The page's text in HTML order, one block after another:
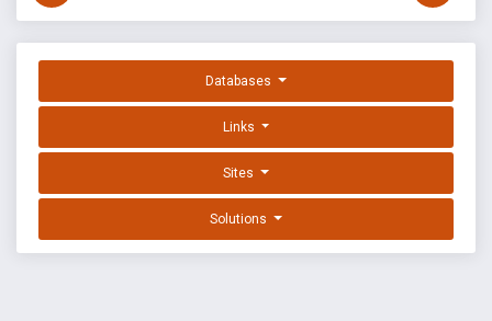
Databases
Links
Sites
Solutions